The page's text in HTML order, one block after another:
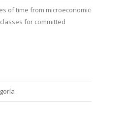
of time from microeconomic
for committed